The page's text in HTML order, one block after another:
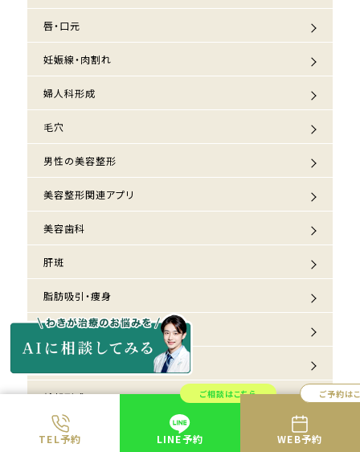
TEL予約
ご相談はこちら
LINE予約
ご予約は
WEB予約
唇・口元
妊娠線・肉割れ
婦人科形成
毛穴
男性の美容整形
美容整形関連アプリ
美容歯科
肝斑
脂肪吸引・痩身
薄毛治療
輪郭形成
韓国の美容整形